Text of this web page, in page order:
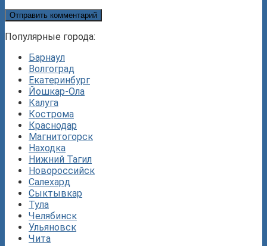
Популярные города:
Барнаул
Волгоград
Екатеринбург
Йошкар-Ола
Калуга
Кострома
Краснодар
Магнитогорск
Находка
Нижний Тагил
Новороссийск
Салехард
Сыктывкар
Тула
Челябинск
Ульяновск
Чита